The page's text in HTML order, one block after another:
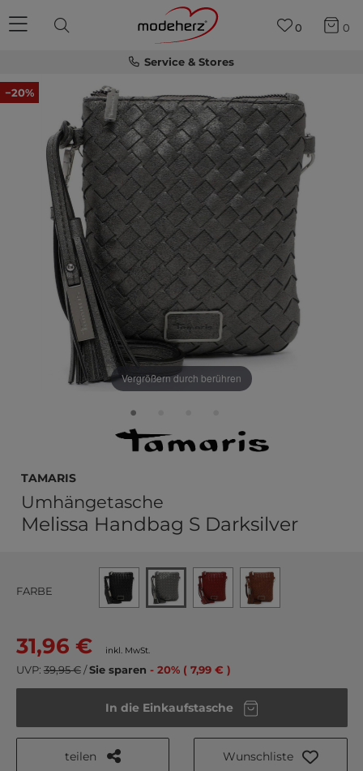
Service & Stores
0 0
−20%
Vergrößern durch berühren
Tamaris
Umhängetasche
Melissa Handbag S Darksilver
FARBE
31,96 € inkl. MwSt.
UVP: 39,95 €/Sie sparen - 20% ( 7,99 € )
In die Einkaufstasche
teilen Wunschliste